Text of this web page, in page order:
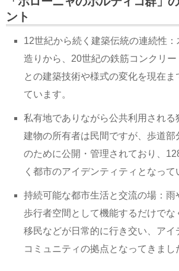
ント
12世紀から続く建築伝統の連続性
造りから、20世紀の鉄筋コンクリ
との建築技術や様式の変化を現在ま
ています。
私有地でありながら公共利用される
建物の所有者は民間ですが、歩道部
のために公開・管理されており、
く都市のアイデンティティとなって
持続可能な都市生活と交流の場：雨
歩行者空間として機能するだけでな
移民などが日常的に行き交い、アイ
コミュニティの拠点となってきまし